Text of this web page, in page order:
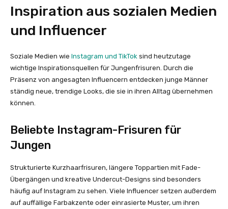
Inspiration aus sozialen Medien
und Influencer
Soziale Medien wie Instagram und TikTok sind heutzutage
wichtige Inspirationsquellen für Jungenfrisuren. Durch die
Präsenz von angesagten Influencern entdecken junge Männer
ständig neue, trendige Looks, die sie in ihren Alltag übernehmen
können.
Beliebte Instagram-Frisuren für
Jungen
Strukturierte Kurzhaarfrisuren, längere Toppartien mit Fade-
Übergängen und kreative Undercut-Designs sind besonders
häufig auf Instagram zu sehen. Viele Influencer setzen außerdem
auf auffällige Farbakzente oder einrasierte Muster, um ihren